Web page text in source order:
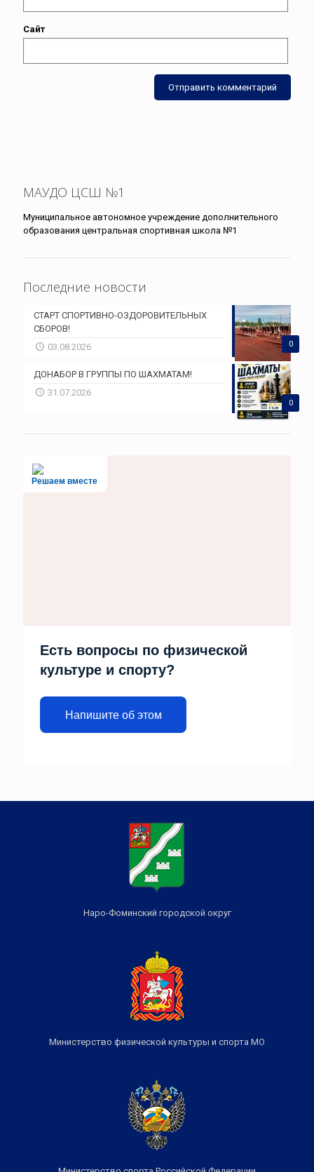
Сайт
МАУДО ЦСШ №1
Муниципальное автономное учреждение дополнительного
образования центральная спортивная школа №1
Последние новости
0
СТАРТ СПОРТИВНО-ОЗДОРОВИТЕЛЬНЫХ
СБОРОВ!
03.08.2026
0
ДОНАБОР В ГРУППЫ ПО ШАХМАТАМ!
31.07.2026
Решаем вместе
Есть вопросы по физической
культуре и спорту?
Напишите об этом
Наро-Фоминский городской округ
Министерство физической культуры и спорта МО